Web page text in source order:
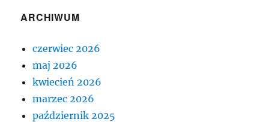
ARCHIWUM
czerwiec 2026
maj 2026
kwiecień 2026
marzec 2026
październik 2025